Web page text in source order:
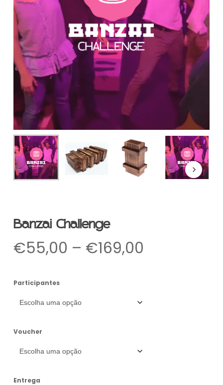
Banzai Challenge
€55,00 – €169,00
Participantes
Voucher
Entrega